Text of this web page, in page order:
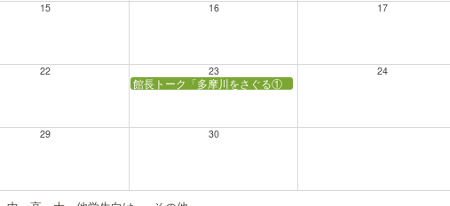
15 16 17
22 23
館長トーク「多摩川をさぐる① 多摩川下流域の展望」
24
29 30